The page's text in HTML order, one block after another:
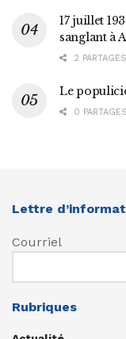
17 juillet
sanglant à
2 PARTAGES
Le
0 PARTAGES
Lettre
Courriel
Rubriques